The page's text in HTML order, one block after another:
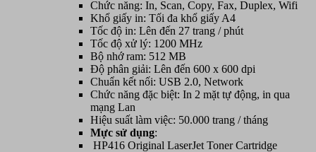
Chức năng: In, Scan, Copy, Fax, Duplex, Wifi
Khổ giấy in: Tối đa khổ giấy A4
Tốc độ in: Lên đến 27 trang / phút
Tốc độ xử lý: 1200 MHz
Bộ nhớ ram: 512 MB
Độ phân giải: Lên đến 600 x 600 dpi
Chuẩn kết nối: USB 2.0, Network
Chức năng đặc biệt: In 2 mặt tự động, in qua
mạng Lan
Hiệu suất làm việc: 50.000 trang / tháng
Mực sử dụng:
HP416 Original LaserJet Toner Cartridge